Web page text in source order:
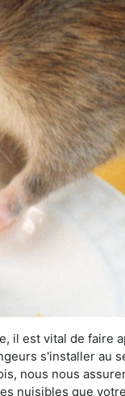
il est vital de faire
s'installer
nous nous
nuisibles que